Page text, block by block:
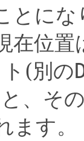
とにな
在位
(別の
、そ
ます。